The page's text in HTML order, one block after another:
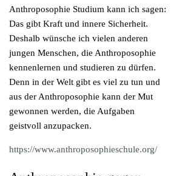
Anthroposophie Studium kann ich sagen:
Das gibt Kraft und innere Sicherheit.
Deshalb wünsche ich vielen anderen
jungen Menschen, die Anthroposophie
kennenlernen und studieren zu dürfen.
Denn in der Welt gibt es viel zu tun und
aus der Anthroposophie kann der Mut
gewonnen werden, die Aufgaben
geistvoll anzupacken.
https://www.anthroposophieschule.org/